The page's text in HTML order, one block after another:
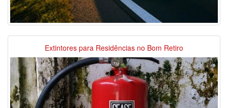
Extintores para Residências no Bom Retiro